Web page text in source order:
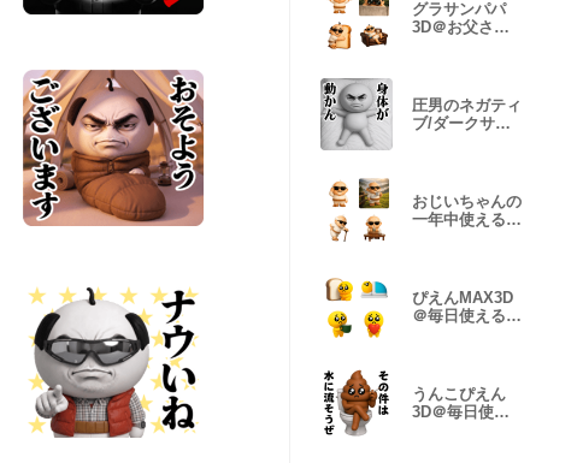
グラサンパパ
3D＠お父さん/
圧男のネガティ
ブ/ダークサイ
おじいちゃんの
一年中使える絵
ぴえんMAX3D
＠毎日使える/
うんこぴえん
3D＠毎日使え